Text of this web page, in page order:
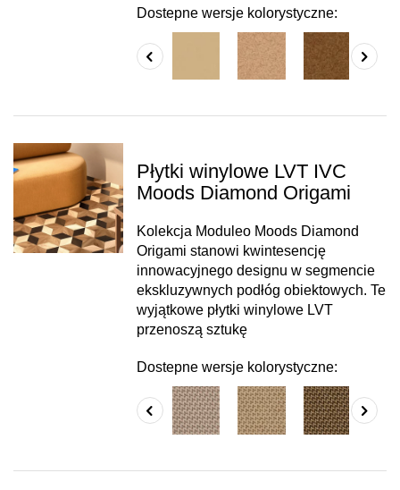
Dostepne wersje kolorystyczne:
Płytki winylowe LVT IVC
Moods Diamond Origami
Kolekcja Moduleo Moods Diamond
Origami stanowi kwintesencję
innowacyjnego designu w segmencie
ekskluzywnych podłóg obiektowych. Te
wyjątkowe płytki winylowe LVT
przenoszą sztukę
Dostepne wersje kolorystyczne: